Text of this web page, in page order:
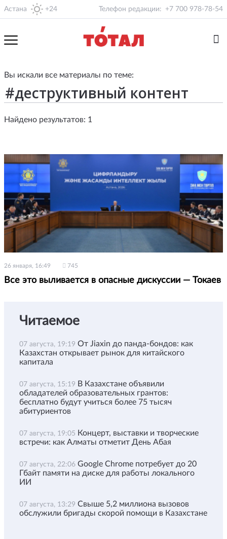
Астана +24 Телефон редакции: +7 700 978-78-54
Вы искали все материалы по теме:
Найдено результатов: 1
26 января, 16:49 745
Все это выливается в опасные дискуссии — Токаев
Читаемое
07 августа, 19:19 От Jiaxin до панда-бондов: как
Казахстан открывает рынок для китайского
капитала
07 августа, 15:19 В Казахстане объявили
обладателей образовательных грантов:
бесплатно будут учиться более 75 тысяч
абитуриентов
07 августа, 19:05 Концерт, выставки и творческие
встречи: как Алматы отметит День Абая
07 августа, 22:06 Google Chrome потребует до 20
Гбайт памяти на диске для работы локального
ИИ
07 августа, 13:29 Свыше 5,2 миллиона вызовов
обслужили бригады скорой помощи в Казахстане